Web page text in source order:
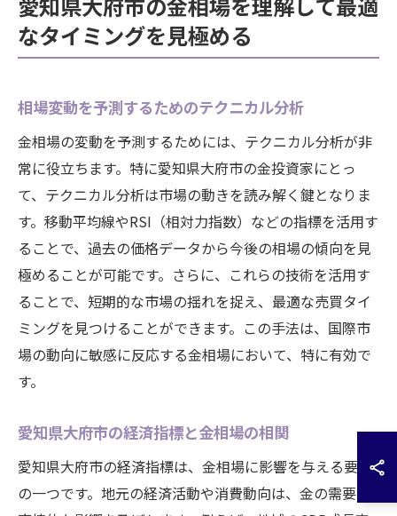
なタイミングを見極める
相場変動を予測するためのテクニカル分析
金相場の変動を予測するためには、テクニカル分析が非
常に役立ちます。特に愛知県大府市の金投資家にとっ
て、テクニカル分析は市場の動きを読み解く鍵となりま
す。移動平均線やRSI（相対力指数）などの指標を活用す
ることで、過去の価格データから今後の相場の傾向を見
極めることが可能です。さらに、これらの技術を活用す
ることで、短期的な市場の揺れを捉え、最適な売買タイ
ミングを見つけることができます。この手法は、国際市
場の動向に敏感に反応する金相場において、特に有効で
す。
愛知県大府市の経済指標と金相場の相関
愛知県大府市の経済指標は、金相場に影響を与える要因
の一つです。地元の経済活動や消費動向は、金の需要に